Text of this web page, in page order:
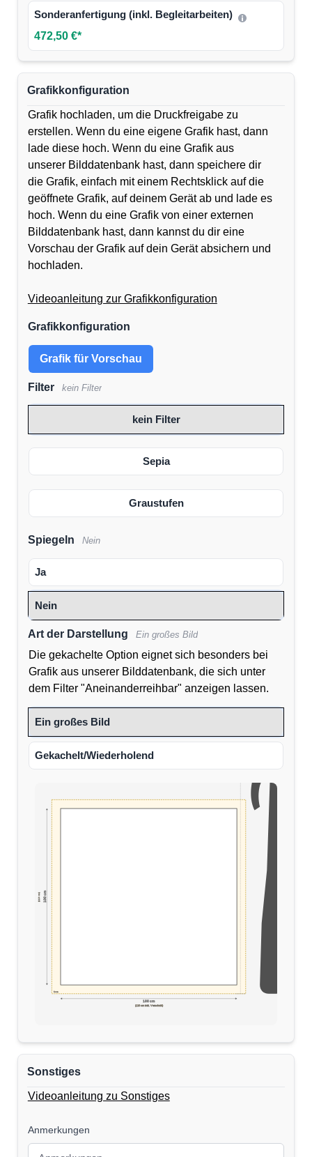
Sonderanfertigung (inkl. Begleitarbeiten)
472,50 €*
Grafikkonfiguration
Grafik hochladen, um die Druckfreigabe zu
erstellen. Wenn du eine eigene Grafik hast, dann
lade diese hoch. Wenn du eine Grafik aus
unserer Bilddatenbank hast, dann speichere dir
die Grafik, einfach mit einem Rechtsklick auf die
geöffnete Grafik, auf deinem Gerät ab und lade es
hoch. Wenn du eine Grafik von einer externen
Bilddatenbank hast, dann kannst du dir eine
Vorschau der Grafik auf dein Gerät absichern und
hochladen.
Videoanleitung zur Grafikkonfiguration
Grafikkonfiguration
Grafik für Vorschau
Filter kein Filter
kein Filter
Sepia
Graustufen
Spiegeln Nein
Ja
Nein
Art der Darstellung Ein großes Bild
Die gekachelte Option eignet sich besonders bei
Grafik aus unserer Bilddatenbank, die sich unter
dem Filter "Aneinanderreihbar" anzeigen lassen.
Ein großes Bild
Gekachelt/Wiederholend
100 cm
(110 cm inkl. Verschnitt)
100 cm
(110 cm)
5cm
Sonstiges
Videoanleitung zu Sonstiges
Anmerkungen